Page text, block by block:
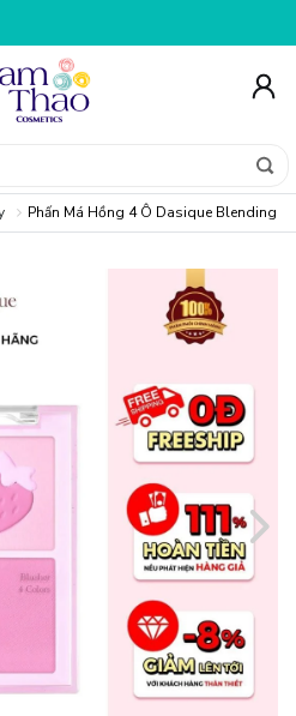
T08FS25K - GIẢM NGAY 25K
Phấn Má Hồng 4 Ô Dasique Blending